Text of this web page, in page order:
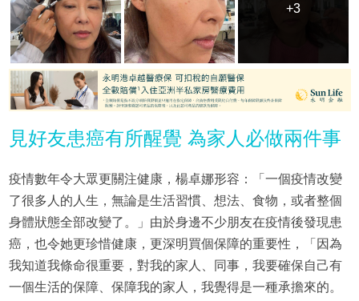
+3
+3
見好友患癌有所醒覺 為家人必做兩件事
疫情數年令大眾更關注健康，楊卓娜形容：「一個疫情改變
了很多人的人生，無論是生活習慣、想法、食物，或者整個
身體狀態全部改變了。」由於身邊不少朋友在疫情後發現患
癌，也令她更珍惜健康，更深明買個保障的重要性，「因為
我知道我條命很重要，對我的家人、同事，我要確保自己有
一個生活的保障、保障我的家人，我覺得是一種承擔來的。